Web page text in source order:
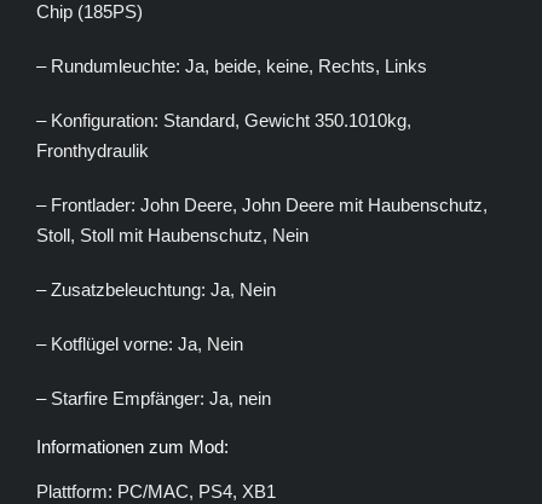
Chip (185PS)
– Rundumleuchte: Ja, beide, keine, Rechts, Links
– Konfiguration: Standard, Gewicht 350.1010kg,
Fronthydraulik
– Frontlader: John Deere, John Deere mit Haubenschutz,
Stoll, Stoll mit Haubenschutz, Nein
– Zusatzbeleuchtung: Ja, Nein
– Kotflügel vorne: Ja, Nein
– Starfire Empfänger: Ja, nein
Informationen zum Mod:
Plattform: PC/MAC, PS4, XB1